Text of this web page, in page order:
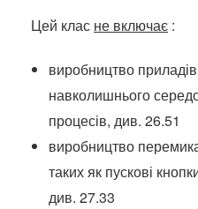
Цей клас не включає :
виробництво
навколишнього
процесів, див. 26.51
виробництво
таких як пускові
див. 27.33